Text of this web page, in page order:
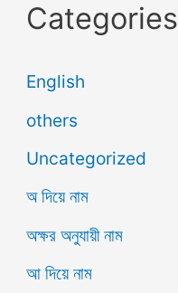
Categories
English
others
Uncategorized
অ দিয়ে নাম
অক্ষর অনুযায়ী নাম
আ দিয়ে নাম